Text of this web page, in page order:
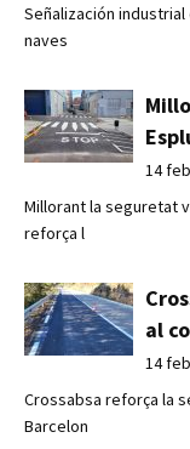
Señalización industrial
naves
14
Millorant la seguretat
reforça l
al
14
Crossabsa reforça la
Barcelon